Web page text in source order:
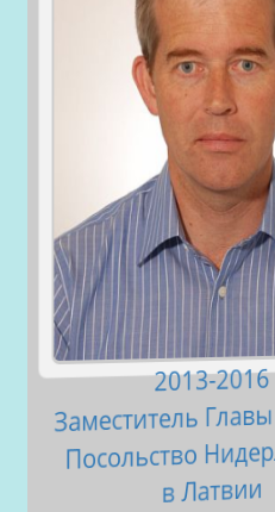
2013-2016
Заместитель
Посольство
в Латвии